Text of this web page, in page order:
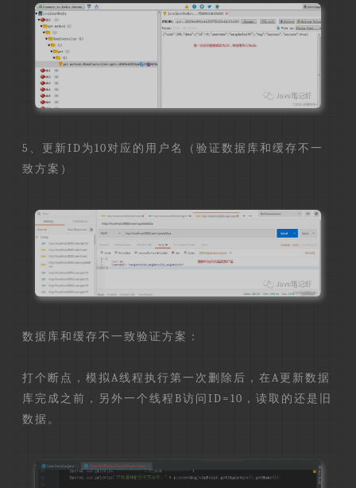
5、更新ID为10对应的用户名（验证数据库和缓存不一
致方案）
数据库和缓存不一致验证方案：
打个断点，模拟A线程执行第一次删除后，在A更新数据
库完成之前，另外一个线程B访问ID=10，读取的还是旧
数据。